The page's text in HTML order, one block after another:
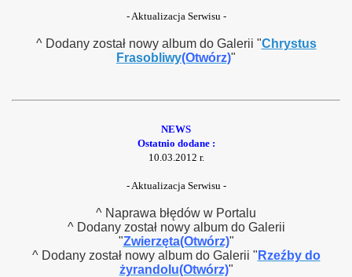
- Aktualizacja Serwisu -
^ Dodany został nowy album do Galerii "Chrystus
Frasobliwy(Otwórz)"
NEWS
Ostatnio dodane :
10.03.2012 r.
- Aktualizacja Serwisu -
^ Naprawa błędów w Portalu
^ Dodany został nowy album do Galerii
"Zwierzęta(Otwórz)"
^ Dodany został nowy album do Galerii " Rzeźby do
żyrandolu(Otwórz)"